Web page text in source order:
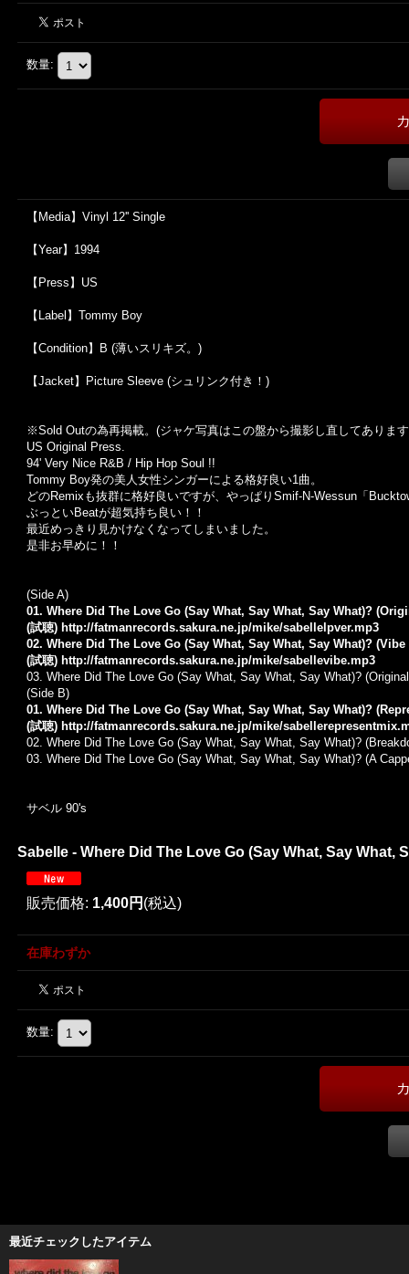
数量:
【Media】Vinyl 12'' Single
【Year】1994
【Press】US
【Label】Tommy Boy
【Condition】B (薄いスリキズ。)
【Jacket】Picture Sleeve (シュリンク付き！)
※Sold Outの為再掲載。 (ジャケ写真はこの盤から撮影し直してありま
US Original Press.
94' Very Nice R&B / Hip Hop Soul !!
Tommy Boy発の美人女性シンガーによる格好良い1曲。
どのRemixも抜群に格好良いですが、やっぱりSmif-N-Wessun「
ぶっといBeatが超気持ち良い！！
最近めっきり見かけなくなってしまいました。
是非お早めに！！
(Side A)
01. Where Did The Love Go (Say What, Say What, Say What)?
(試聴) http://fatmanrecords.sakura.ne.jp/mike/sabellelpver.mp3
02. Where Did The Love Go (Say What, Say What, Say What)?
(試聴) http://fatmanrecords.sakura.ne.jp/mike/sabellevibe.mp3
03. Where Did The Love Go (Say What, Say What, Say What)?
(Side B)
01. Where Did The Love Go (Say What, Say What, Say What)?
(試聴) http://fatmanrecords.sakura.ne.jp/mike/
02. Where Did The Love Go (Say What, Say What, Say What)?
03. Where Did The Love Go (Say What, Say What, Say What)? (A
サベル 90's
Sabelle - Where Did The Love Go (Say What, Say What,
販売価格: 1,400円 (税込)
在庫わずか
数量:
最近チェックしたアイテム